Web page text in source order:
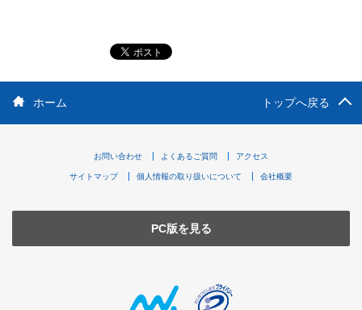
ホーム トップへ戻る
お問い合わせ よくあるご質問 アクセス
サイトマップ 個人情報の取り扱いについて 会社概要
PC版を見る